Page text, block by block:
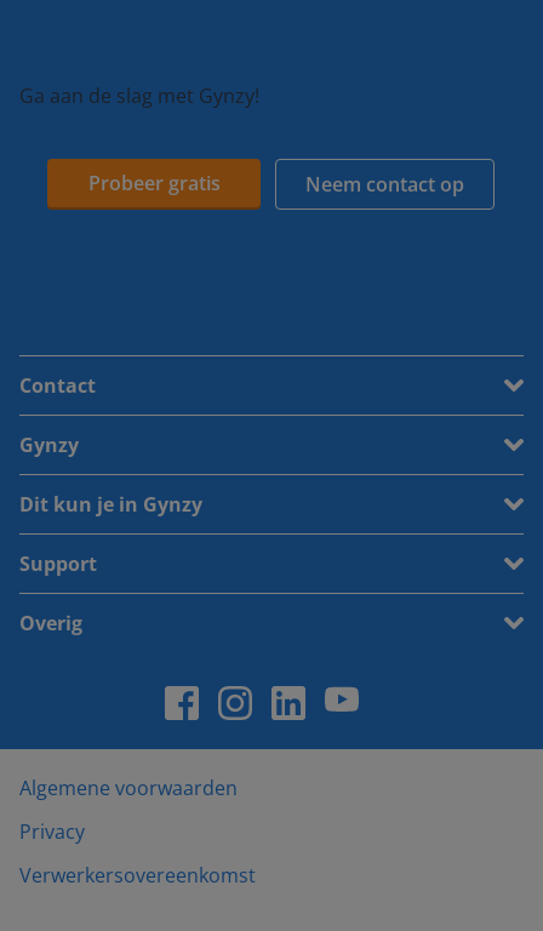
Ga aan de slag met Gynzy!
Probeer gratis Neem contact op
Contact
Gynzy
Dit kun je in Gynzy
Support
Overig
Algemene voorwaarden
Privacy
Verwerkersovereenkomst